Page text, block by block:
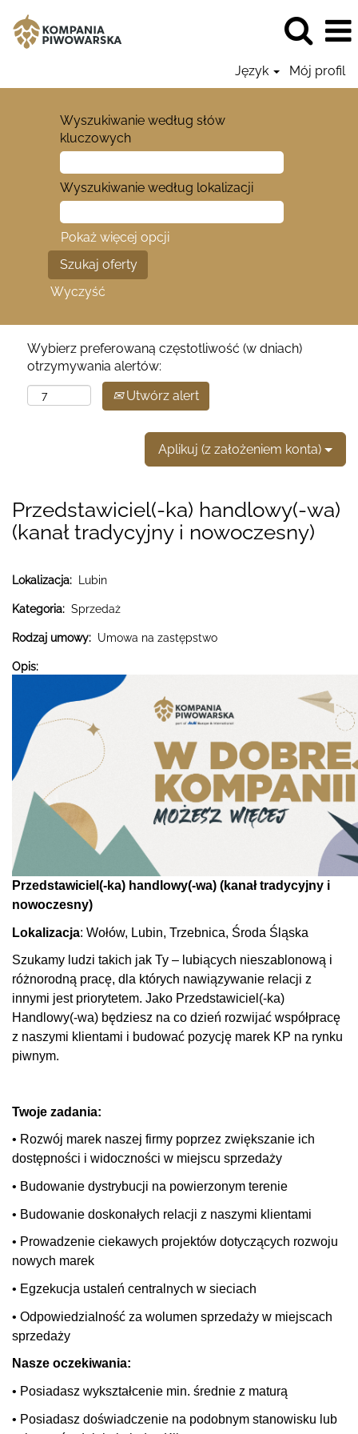
Język Mój profil
Wyszukiwanie według słów
kluczowych
Wyszukiwanie według lokalizacji
Pokaż więcej opcji
Wyczyść
Wybierz preferowaną częstotliwość (w dniach)
otrzymywania alertów:
Utwórz alert
Aplikuj (z założeniem konta)
Przedstawiciel(-ka) handlowy(-wa)
(kanał tradycyjny i nowoczesny)
Lokalizacja: Lubin
Kategoria: Sprzedaż
Rodzaj umowy: Umowa na zastępstwo
Opis:
Przedstawiciel(-ka) handlowy(-wa) (kanał tradycyjny i
nowoczesny)
Lokalizacja: Wołów, Lubin, Trzebnica, Środa Śląska
Szukamy ludzi takich jak Ty – lubiących nieszablonową i
różnorodną pracę, dla których nawiązywanie relacji z
innymi jest priorytetem. Jako Przedstawiciel(-ka)
Handlowy(-wa) będziesz na co dzień rozwijać współpracę
z naszymi klientami i budować pozycję marek KP na rynku
piwnym.
Twoje zadania:
• Rozwój marek naszej firmy poprzez zwiększanie ich
dostępności i widoczności w miejscu sprzedaży
• Budowanie dystrybucji na powierzonym terenie
• Budowanie doskonałych relacji z naszymi klientami
• Prowadzenie ciekawych projektów dotyczących rozwoju
nowych marek
• Egzekucja ustaleń centralnych w sieciach
• Odpowiedzialność za wolumen sprzedaży w miejscach
sprzedaży
Nasze oczekiwania:
• Posiadasz wykształcenie min. średnie z maturą
• Posiadasz doświadczenie na podobnym stanowisku lub